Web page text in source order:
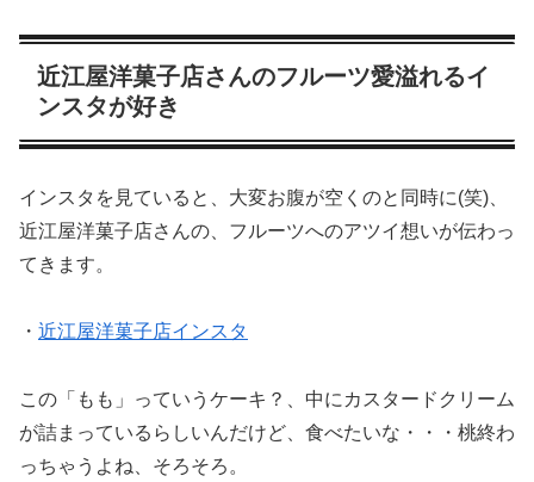
近江屋洋菓子店さんのフルーツ愛溢れるイ
ンスタが好き
インスタを見ていると、大変お腹が空くのと同時に(笑)、
近江屋洋菓子店さんの、フルーツへのアツイ想いが伝わっ
てきます。
・ 近江屋洋菓子店インスタ
この「もも」っていうケーキ？、中にカスタードクリーム
が詰まっているらしいんだけど、食べたいな・・・桃終わ
っちゃうよね、そろそろ。